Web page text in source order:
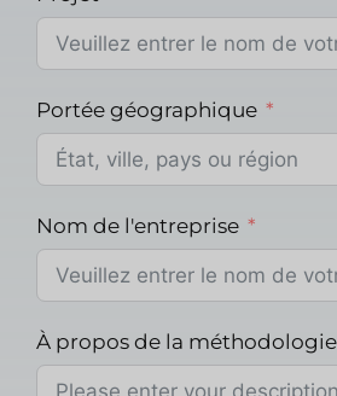
Portée géographique
Nom de l'entreprise
À propos de la méthodologie